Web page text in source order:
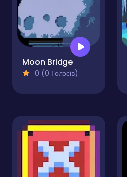
Moon Bridge
0 (0 Голосів)